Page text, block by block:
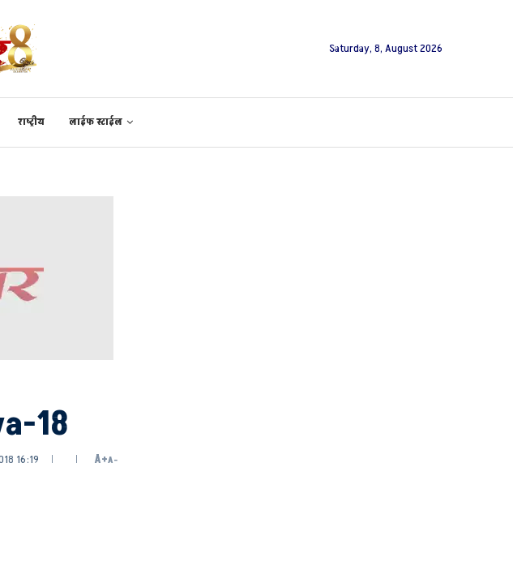
Saturday, 8, August 2026
राष्ट्रीय लाईफ स्टाईल
18
16:19 A+A-